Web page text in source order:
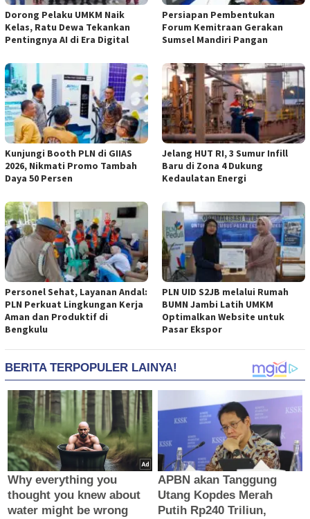
Dorong Pelaku UMKM Naik
Kelas, Ratu Dewa Tekankan
Pentingnya AI di Era Digital
Persiapan Pembentukan
Forum Kemitraan Gerakan
Sumsel Mandiri Pangan
Kunjungi Booth PLN di GIIAS
2026, Nikmati Promo Tambah
Daya 50 Persen
Jelang HUT RI, 3 Sumur Infill
Baru di Zona 4 Dukung
Kedaulatan Energi
Personel Sehat, Layanan Andal:
PLN Perkuat Lingkungan Kerja
Aman dan Produktif di
Bengkulu
PLN UID S2JB melalui Rumah
BUMN Jambi Latih UMKM
Optimalkan Website untuk
Pasar Ekspor